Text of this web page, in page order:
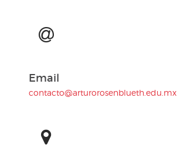
Email
contacto@arturorosenblueth.edu.mx